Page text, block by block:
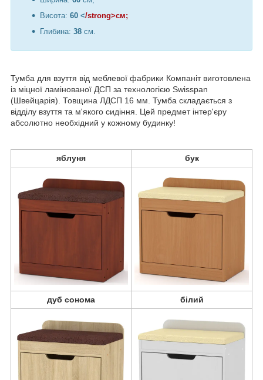
Висота: 60 </strong>см;
Глибина: 38 см.
Тумба для взуття від меблевої фабрики Компаніт виготовлена
із міцної ламінованої ДСП за технологією Swisspan
(Швейцарія). Товщина ЛДСП 16 мм. Тумба складається з
відділу взуття та м'якого сидіння. Цей предмет інтер'єру
абсолютно необхідний у кожному будинку!
яблуня бук
дуб сонома білий